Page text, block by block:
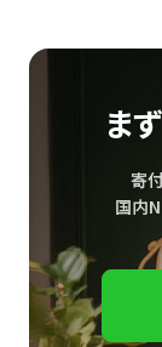
ま
寄
国内